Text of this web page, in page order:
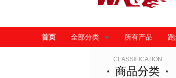
首页 全部分类 所有产品
CLASSIFICATION
商品分类